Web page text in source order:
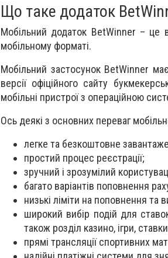
Що таке додаток
Мобільний додаток BetWinner – це
мобільному форматі.
Мобільний застосунок BetWinner
версії офіційного сайту
мобільні пристрої з операційною
Ось деякі з основних переваг
легке та безкоштовне
простий процес реєстрації;
зручний і зрозумілий
багато варіантів поповнення
низькі ліміти на поповнення та
широкий вибір подій для
також розділ казинo, ігри,
прямі трансляції спортивних